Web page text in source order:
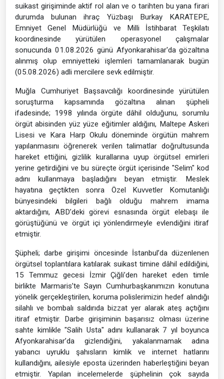
suikast girişiminde aktif rol alan ve o tarihten bu yana firari
durumda bulunan ihraç Yüzbaşı Burkay KARATEPE,
Emniyet Genel Müdürlüğü ve Milli İstihbarat Teşkilatı
koordinesinde yürütülen operasyonel çalışmalar
sonucunda 01.08.2026 günü Afyonkarahisar'da gözaltına
alınmış olup emniyetteki işlemleri tamamlanarak bugün
(05.08.2026) adli mercilere sevk edilmiştir.
Muğla Cumhuriyet Başsavcılığı koordinesinde yürütülen
soruşturma kapsamında gözaltına alınan şüpheli
ifadesinde; 1998 yılında örgüte dâhil olduğunu, sorumlu
örgüt abisinden yüz yüze eğitimler aldığını, Maltepe Askeri
Lisesi ve Kara Harp Okulu döneminde örgütün mahrem
yapılanmasını öğrenerek verilen talimatlar doğrultusunda
hareket ettiğini, gizlilik kurallarına uyup örgütsel emirleri
yerine getirdiğini ve bu süreçte örgüt içerisinde "Selim" kod
adını kullanmaya başladığını beyan etmiştir. Meslek
hayatına geçtikten sonra Özel Kuvvetler Komutanlığı
bünyesindeki bilgileri bağlı olduğu mahrem imama
aktardığını, ABD’deki görevi esnasında örgüt elebaşı ile
görüştüğünü ve örgüt içi yönlendirmeyle evlendiğini itiraf
etmiştir.
Şüpheli; darbe girişimi öncesinde İstanbul’da düzenlenen
örgütsel toplantılara katılarak suikast timine dâhil edildiğini,
15 Temmuz gecesi İzmir Çiğli’den hareket eden timle
birlikte Marmaris’te Sayın Cumhurbaşkanımızın konutuna
yönelik gerçekleştirilen, koruma polislerimizin hedef alındığı
silahlı ve bombalı saldırıda bizzat yer alarak ateş açtığını
itiraf etmiştir. Darbe girişiminin başarısız olması üzerine
sahte kimlikle "Salih Usta" adını kullanarak 7 yıl boyunca
Afyonkarahisar’da gizlendiğini, yakalanmamak adına
yabancı uyruklu şahısların kimlik ve internet hatlarını
kullandığını, ailesiyle eposta üzerinden haberleştiğini beyan
etmiştir. Yapılan incelemelerde şüphelinin çok sayıda